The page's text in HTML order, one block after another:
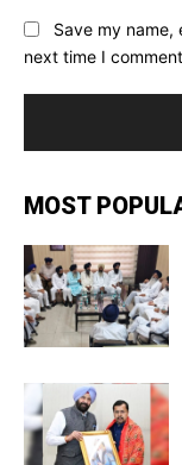
Save my name,
next time I
MOST